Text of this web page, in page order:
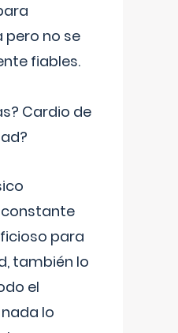
no se
fiables.
Cardio de
para
también lo
el
lo